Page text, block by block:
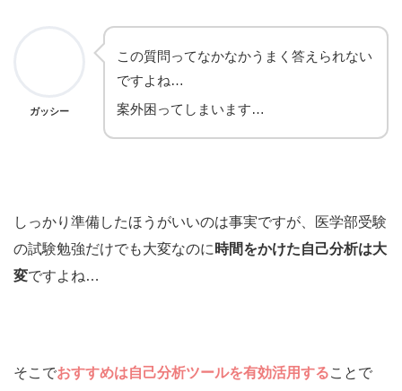
ガッシー
この質問ってなかなかうまく答えられない
ですよね…
案外困ってしまいます…
しっかり準備したほうがいいのは事実ですが、医学部受験
の試験勉強だけでも大変なのに時間をかけた自己分析は大
変ですよね…
そこでおすすめは自己分析ツールを有効活用することで